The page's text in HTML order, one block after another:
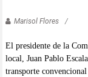
Marisol Flores
El presidente de la
local, Juan Pablo
transporte